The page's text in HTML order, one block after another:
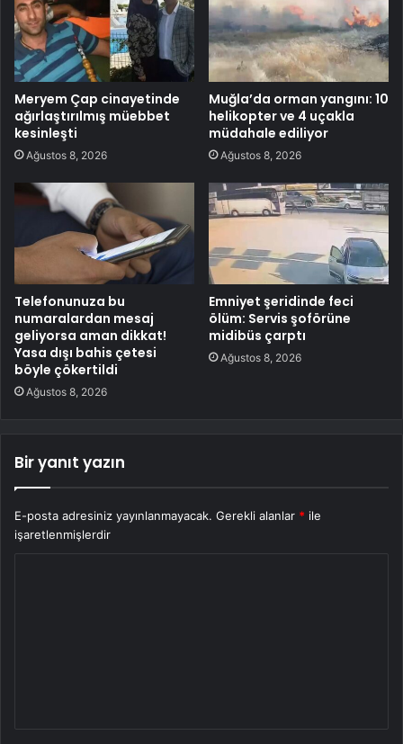
Meryem Çap cinayetinde
ağırlaştırılmış müebbet
kesinleşti
Ağustos 8, 2026
Muğla’da orman yangını: 10
helikopter ve 4 uçakla
müdahale ediliyor
Ağustos 8, 2026
Telefonunuza bu
numaralardan mesaj
geliyorsa aman dikkat!
Yasa dışı bahis çetesi
böyle çökertildi
Ağustos 8, 2026
Emniyet şeridinde feci
ölüm: Servis şoförüne
midibüs çarptı
Ağustos 8, 2026
Bir yanıt yazın
E-posta adresiniz yayınlanmayacak. Gerekli alanlar * ile
işaretlenmişlerdir